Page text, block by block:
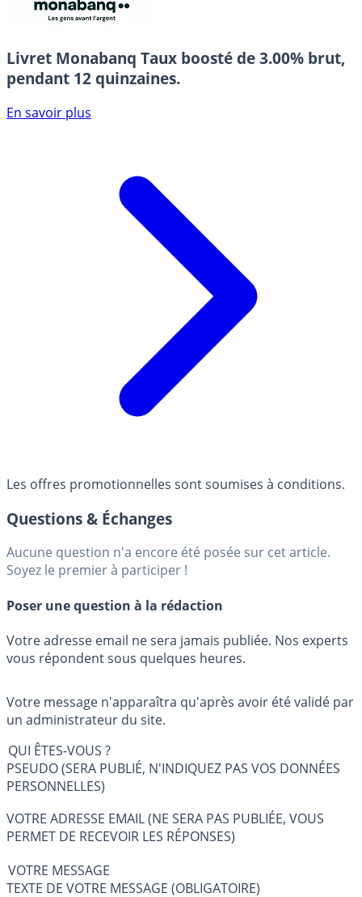
Livret Monabanq Taux boosté de 3.00% brut,
pendant 12 quinzaines.
En savoir plus
Les offres promotionnelles sont soumises à conditions.
Questions & Échanges
Aucune question n'a encore été posée sur cet article.
Soyez le premier à participer !
Poser une question à la rédaction
Votre adresse email ne sera jamais publiée. Nos experts
vous répondent sous quelques heures.
Votre message n'apparaîtra qu'après avoir été validé par
un administrateur du site.
QUI ÊTES-VOUS ?
PSEUDO (SERA PUBLIÉ, N'INDIQUEZ PAS VOS DONNÉES
PERSONNELLES)
VOTRE ADRESSE EMAIL (NE SERA PAS PUBLIÉE, VOUS
PERMET DE RECEVOIR LES RÉPONSES)
VOTRE MESSAGE
TEXTE DE VOTRE MESSAGE (OBLIGATOIRE)